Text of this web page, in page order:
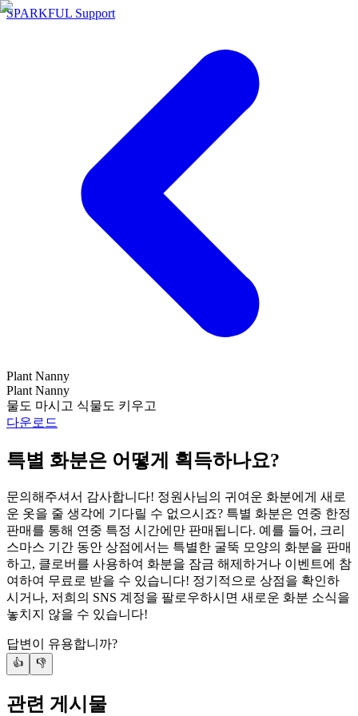
SPARKFUL Support
Plant Nanny
Plant Nanny
물도 마시고 식물도 키우고
다운로드
특별 화분은 어떻게 획득하나요?
문의해주셔서 감사합니다! 정원사님의 귀여운 화분에게 새로
운 옷을 줄 생각에 기다릴 수 없으시죠? 특별 화분은 연중 한정
판매를 통해 연중 특정 시간에만 판매됩니다. 예를 들어, 크리
스마스 기간 동안 상점에서는 특별한 굴뚝 모양의 화분을 판매
하고, 클로버를 사용하여 화분을 잠금 해제하거나 이벤트에 참
여하여 무료로 받을 수 있습니다! 정기적으로 상점을 확인하
시거나, 저희의 SNS 계정을 팔로우하시면 새로운 화분 소식을
놓치지 않을 수 있습니다!
답변이 유용합니까?
👍 👎
관련 게시물